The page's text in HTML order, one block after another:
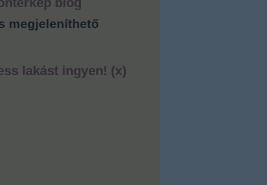
megjeleníthető
lakást ingyen! (x)